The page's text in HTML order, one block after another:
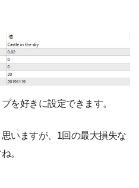
を好きに設定できます。
いますが、1回の最大損失な
。